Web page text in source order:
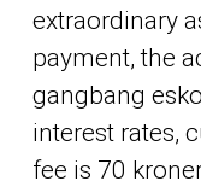
extraordinary
payment, the
gangbang
interest rates,
fee is 70